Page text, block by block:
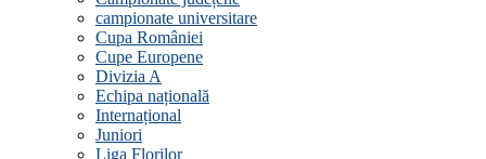
campionate universitare
Cupa României
Cupe Europene
Divizia A
Echipa națională
Internațional
Juniori
Liga Florilor